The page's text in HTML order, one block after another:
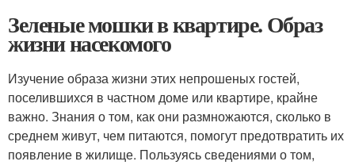
Зеленые мошки в квартире. Образ
жизни насекомого
Изучение образа жизни этих непрошеных гостей,
поселившихся в частном доме или квартире, крайне
важно. Знания о том, как они размножаются, сколько в
среднем живут, чем питаются, помогут предотвратить их
появление в жилище. Пользуясь сведениями о том,